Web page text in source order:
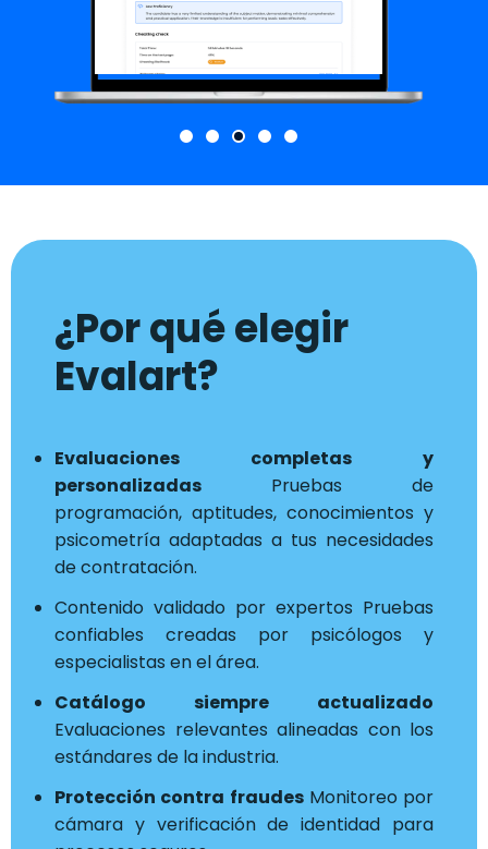
¿Por qué elegir
Evalart?
Evaluaciones completas y
personalizadas Pruebas de
programación, aptitudes, conocimientos y
psicometría adaptadas a tus necesidades
de contratación.
Contenido validado por expertos Pruebas
confiables creadas por psicólogos y
especialistas en el área.
Catálogo siempre actualizado
Evaluaciones relevantes alineadas con los
estándares de la industria.
Protección contra fraudesMonitoreo por
cámara y verificación de identidad para